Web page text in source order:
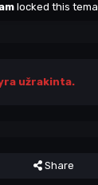
locked this tema
užrakinta.
Share